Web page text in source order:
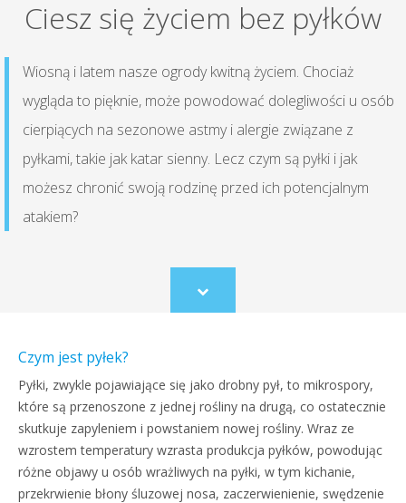
Ciesz się życiem bez pyłków
Wiosną i latem nasze ogrody kwitną życiem. Chociaż
wygląda to pięknie, może powodować dolegliwości u osób
cierpiących na sezonowe astmy i alergie związane z
pyłkami, takie jak katar sienny. Lecz czym są pyłki i jak
możesz chronić swoją rodzinę przed ich potencjalnym
atakiem?
Scroll
to
Czym jest pyłek?
Pyłki, zwykle pojawiające się jako drobny pył, to mikrospory,
które są przenoszone z jednej rośliny na drugą, co ostatecznie
skutkuje zapyleniem i powstaniem nowej rośliny. Wraz ze
wzrostem temperatury wzrasta produkcja pyłków, powodując
różne objawy u osób wrażliwych na pyłki, w tym kichanie,
przekrwienie błony śluzowej nosa, zaczerwienienie, swędzenie